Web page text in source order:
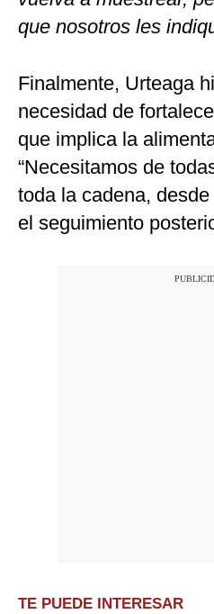
que nosotros les
Finalmente, Urteaga
necesidad de
que implica la
“Necesitamos de
toda la cadena,
el seguimiento
TE PUEDE INTERESAR